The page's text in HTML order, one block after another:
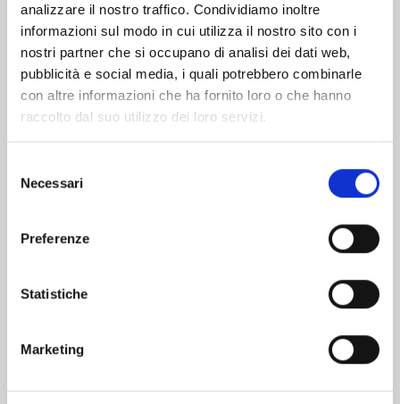
analizzare il nostro traffico. Condividiamo inoltre
informazioni sul modo in cui utilizza il nostro sito con i
nostri partner che si occupano di analisi dei dati web,
pubblicità e social media, i quali potrebbero combinarle
con altre informazioni che ha fornito loro o che hanno
raccolto dal suo utilizzo dei loro servizi.
delNecessari
Preferenze
Statistiche
Marketing